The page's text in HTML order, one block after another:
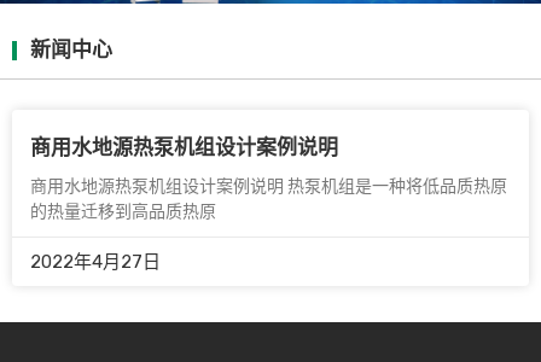
新闻中心
商用水地源热泵机组设计案例说明
商用水地源热泵机组设计案例说明 热泵机组是一种将低品质热原
的热量迁移到高品质热原
2022年4月27日